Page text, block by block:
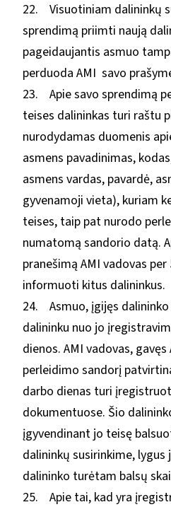
22. Visuotiniam dalininkų
sprendimą priimti naują
pageidaujantis asmuo
perduoda AMI savo
23. Apie savo sprendimą
teises dalininkas turi raštu
nurodydamas duomenis
asmens pavadinimas,
asmens vardas, pavardė,
gyvenamoji vieta), kuriam
teises, taip pat nurodo
numatomą sandorio datą.
pranešimą AMI vadovas
informuoti kitus dalininkus.
24. Asmuo, įgijęs
dalininku nuo jo
dienos. AMI vadovas,
perleidimo sandorį
darbo dienas turi
dokumentuose. Šio
įgyvendinant jo teisę
dalininkų susirinkime,
dalininko turėtam balsų
25. Apie tai, kad yra